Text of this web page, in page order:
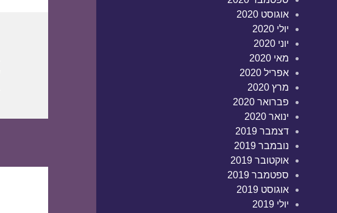
אוגוסט 2020
יולי 2020
יוני 2020
מאי 2020
אפריל 2020
מרץ 2020
פברואר 2020
ינואר 2020
דצמבר 2019
נובמבר 2019
אוקטובר 2019
ספטמבר 2019
אוגוסט 2019
יולי 2019